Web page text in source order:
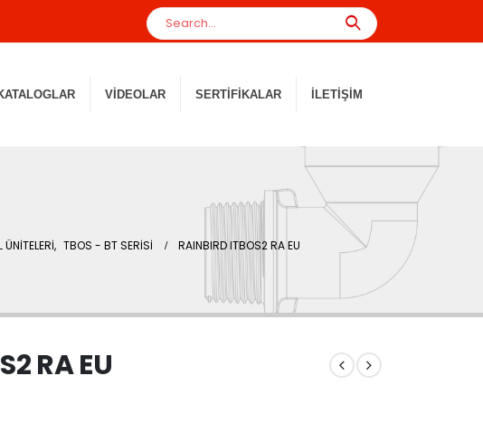
VIDEOLAR SERTIFIKALAR İLETIŞIM
, TBOS - BT SERİSİ RAINBIRD ITBOS2 RA EU
RA EU